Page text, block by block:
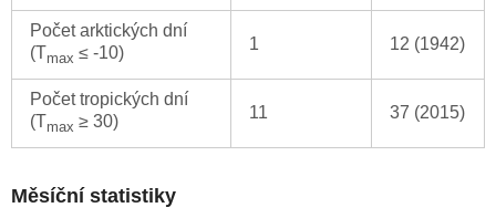
Počet arktických dní
(Tmax ≤ -10) 1 12 (1942)
Počet tropických dní
(Tmax ≥ 30) 11 37 (2015)
Měsíční statistiky